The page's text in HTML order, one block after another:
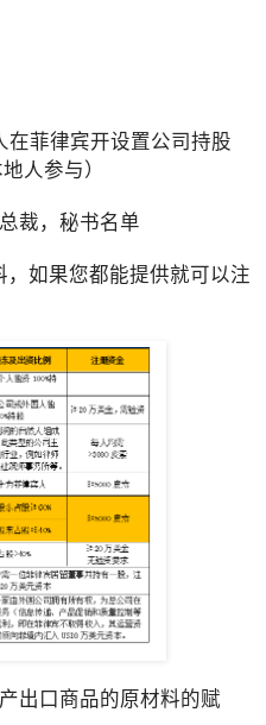
在菲律宾开设置公司持股
人参与）
裁，秘书名单
如果您都能提供就可以注
出口商品的原材料的赋